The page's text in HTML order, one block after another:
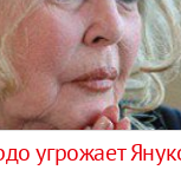
угрожает